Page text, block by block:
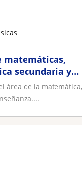
matemáticas,
secundaria y
área de la